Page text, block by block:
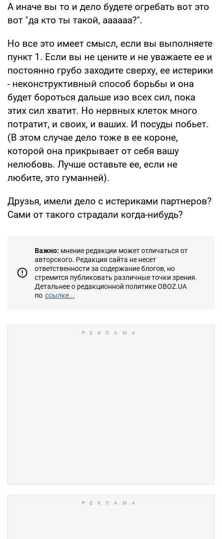
А иначе вы то и дело будете огребать вот это
вот "да кто ты такой, аааааа?".
Но все это имеет смысл, если вы выполняете
пункт 1. Если вы не цените и не уважаете ее и
постоянно грубо заходите сверху, ее истерики
- неконструктивный способ борьбы и она
будет бороться дальше изо всех сил, пока
этих сил хватит. Но нервных клеток много
потратит, и своих, и ваших. И посуды побьет.
(В этом случае дело тоже в ее короне,
которой она прикрывает от себя вашу
нелюбовь. Лучше оставьте ее, если не
любите, это гуманней).
Друзья, имели дело с истериками партнеров?
Сами от такого страдали когда-нибудь?
Важно: мнение редакции может отличаться от
авторского. Редакция сайта не несет
ответственности за содержание блогов, но
стремится публиковать различные точки зрения.
Детальнее о редакционной политике OBOZ.UA
по ссылке...